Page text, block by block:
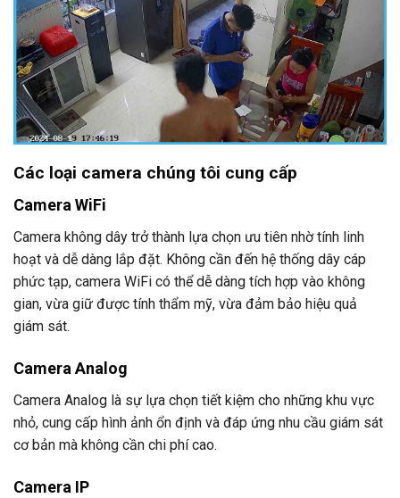
Các loại camera chúng tôi cung cấp
Camera WiFi
Camera không dây trở thành lựa chọn ưu tiên nhờ tính linh
hoạt và dễ dàng lắp đặt. Không cần đến hệ thống dây cáp
phức tạp, camera WiFi có thể dễ dàng tích hợp vào không
gian, vừa giữ được tính thẩm mỹ, vừa đảm bảo hiệu quả
giám sát.
Camera Analog
Camera Analog là sự lựa chọn tiết kiệm cho những khu vực
nhỏ, cung cấp hình ảnh ổn định và đáp ứng nhu cầu giám sát
cơ bản mà không cần chi phí cao.
Camera IP